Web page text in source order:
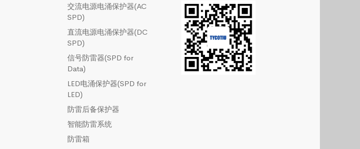
交流电源电涌保护器(AC
SPD)
直流电源电涌保护器(DC
SPD)
信号防雷器(SPD for
Data)
LED电涌保护器(SPD for
LED)
防雷后备保护器
智能防雷系统
防雷箱